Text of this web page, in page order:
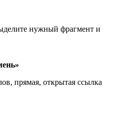
нужный фрагмент и
прямая, открытая ссылка